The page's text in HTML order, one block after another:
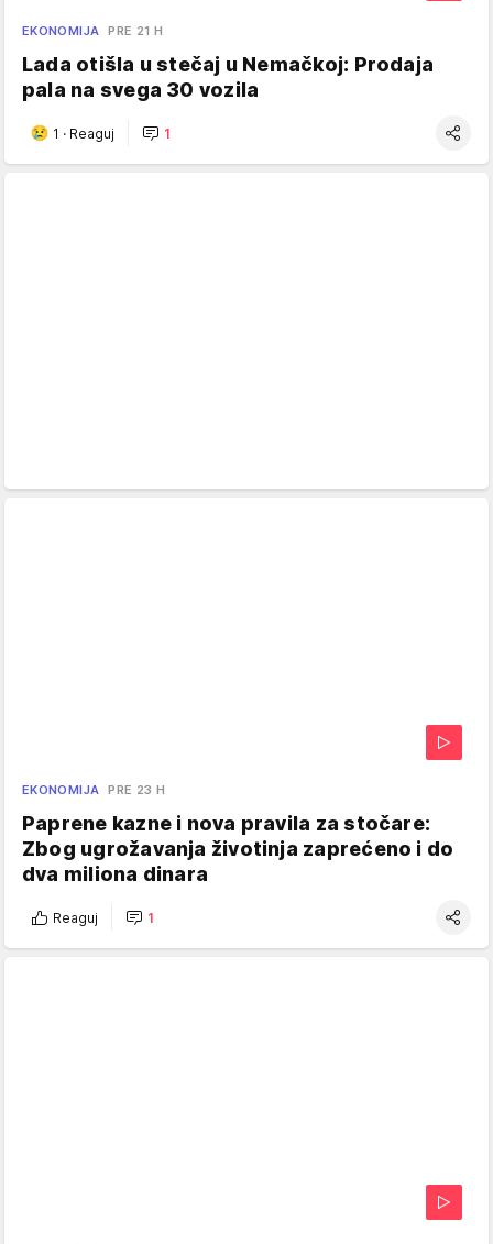
EKONOMIJA PRE 21 H
Lada otišla u stečaj u Nemačkoj: Prodaja
pala na svega 30 vozila
1 · Reaguj 1
EKONOMIJA PRE 23 H
Paprene kazne i nova pravila za stočare:
Zbog ugrožavanja životinja zaprećeno i do
dva miliona dinara
Reaguj 1